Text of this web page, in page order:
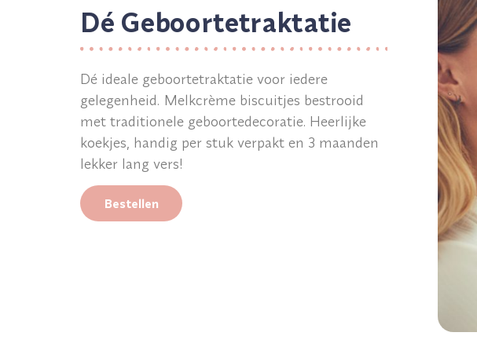
Dé Geboortetraktatie
Dé ideale geboortetraktatie voor iedere
gelegenheid. Melkcrème biscuitjes bestrooid
met traditionele geboortedecoratie. Heerlijke
koekjes, handig per stuk verpakt en 3 maanden
lekker lang vers!
Bestellen